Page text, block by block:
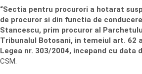
“Sectia pentru procurori a hotarat
de procuror si din functia de
Stancescu, prim procuror al
Tribunalul Botosani, in temeiul art. 62
Legea nr. 303/2004, incepand cu data
CSM.